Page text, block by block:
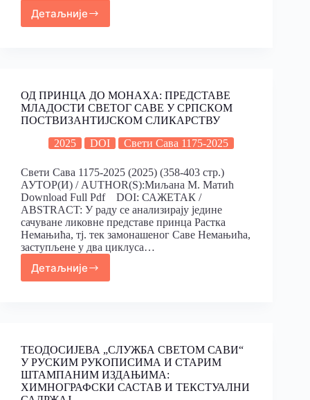
Детаљније
ОД ПРИНЦА ДО МОНАХА: ПРЕДСТАВЕ
МЛАДОСТИ СВЕТОГ САВЕ У СРПСКОМ
ПОСТВИЗАНТИJСКОМ СЛИКАРСТВУ
2025
DOI Свети Сава 1175-2025
Свети Сава 1175-2025 (2025) (358-403 стр.)
АУТОР(И) / AUTHOR(S):Миљана М. Матић
Download Full Pdf DOI: САЖЕТАК /
ABSTRACT: У раду се анализирају једине
сачуване ликовне представе принца Растка
Немањића, тј. тек замонашеног Саве Немањића,
заступљене у два циклуса…
Детаљније
ТЕОДОСИJЕВА „СЛУЖБА СВЕТОМ САВИ“
У РУСКИМ РУКОПИСИМА И СТАРИМ
ШТАМПАНИМ ИЗДАЊИМА:
ХИМНОГРАФСКИ САСТАВ И ТЕКСТУАЛНИ